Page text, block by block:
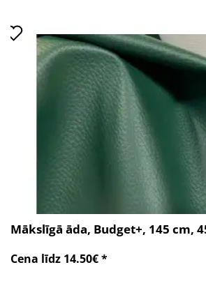
Mākslīgā āda, Budget+, 145 cm,
Cena līdz 14.50€ *